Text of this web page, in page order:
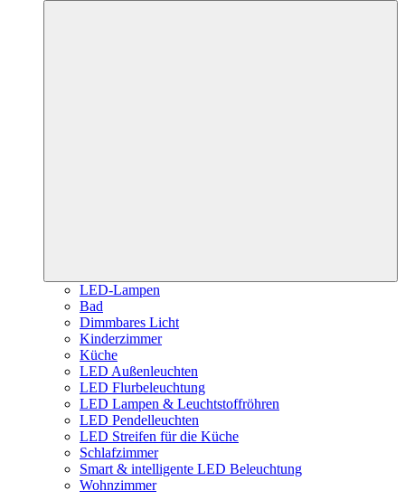
LED-Lampen
Bad
Dimmbares Licht
Kinderzimmer
Küche
LED Außenleuchten
LED Flurbeleuchtung
LED Lampen & Leuchtstoffröhren
LED Pendelleuchten
LED Streifen für die Küche
Schlafzimmer
Smart & intelligente LED Beleuchtung
Wohnzimmer